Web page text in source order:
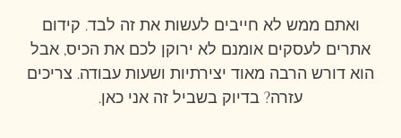
ואתם ממש לא חייבים לעשות את זה לבד. קידום
אתרים לעסקים אומנם לא ירוקן לכם את הכיס, אבל
הוא דורש הרבה מאוד יצירתיות ושעות עבודה. צריכים
עזרה? בדיוק בשביל זה אני כאן.